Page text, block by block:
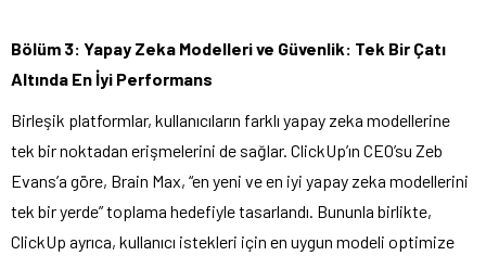
Bölüm 3: Yapay Zeka Modelleri ve Güvenlik: Tek Bir Çatı
Altında En İyi Performans
Birleşik platformlar, kullanıcıların farklı yapay zeka modellerine
tek bir noktadan erişmelerini de sağlar. ClickUp’ın CEO’su Zeb
Evans’a göre, Brain Max, “en yeni ve en iyi yapay zeka modellerini
tek bir yerde” toplama hedefiyle tasarlandı. Bununla birlikte,
ClickUp ayrıca, kullanıcı istekleri için en uygun modeli optimize